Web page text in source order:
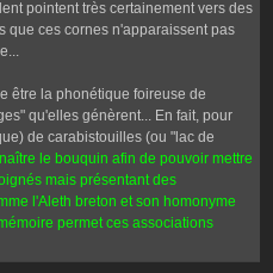
pointent très certainement vers des
que ces cornes n'apparaissent pas
être la phonétique foireuse de
qu'elles génèrent... En fait, pour
de carabistouilles (ou "lac de
le bouquin afin de pouvoir mettre
mais présentant des
l'Aleth breton et son homonyme
permet ces associations